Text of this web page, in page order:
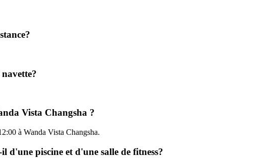
Vista Changsha ?
à Wanda Vista Changsha.
d'une piscine et d'une salle de fitness?